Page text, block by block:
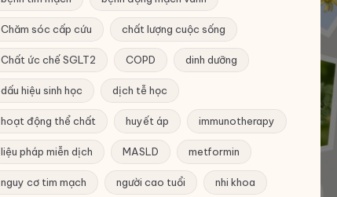
Chăm sóc cấp cứu chất lượng cuộc sống
Chất ức chế SGLT2 COPD dinh dưỡng
dấu hiệu sinh học dịch tễ học
hoạt động thể chất huyết áp immunotherapy
liệu pháp miễn dịch MASLD metformin
nguy cơ tim mạch người cao tuổi nhi khoa